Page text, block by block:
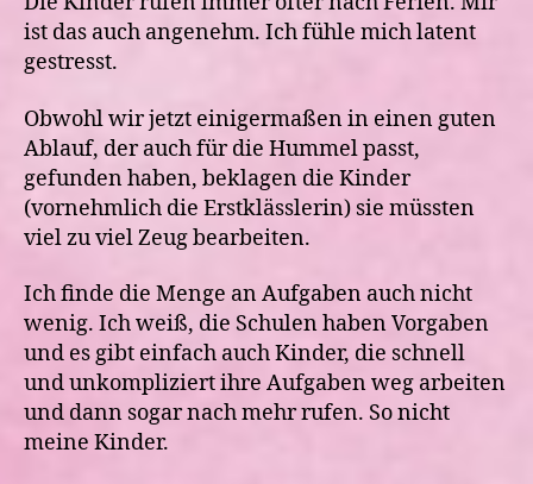
ist das auch angenehm. Ich fühle mich latent
gestresst.
Obwohl wir jetzt einigermaßen in einen guten
Ablauf, der auch für die Hummel passt,
gefunden haben, beklagen die Kinder
(vornehmlich die Erstklässlerin) sie müssten
viel zu viel Zeug bearbeiten.
Ich finde die Menge an Aufgaben auch nicht
wenig. Ich weiß, die Schulen haben Vorgaben
und es gibt einfach auch Kinder, die schnell
und unkompliziert ihre Aufgaben weg arbeiten
und dann sogar nach mehr rufen. So nicht
meine Kinder.